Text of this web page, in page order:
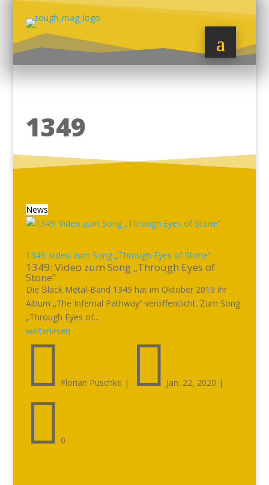
1349
News
1349: Video zum Song „Through Eyes of Stone“
1349: Video zum Song „Through Eyes of
Stone“
Die Black Metal-Band 1349 hat im Oktober 2019 ihr
Album „The Infernal Pathway“ veröffentlicht. Zum Song
„Through Eyes of...
weiterlesen
 Florian Puschke |  Jan. 22, 2020 |
 0